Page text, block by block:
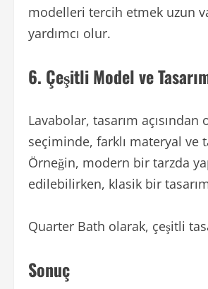
modelleri tercih etmek uzun
yardımcı olur.
6. Çeşitli Model ve
Lavabolar, tasarım
seçiminde, farklı materyal ve
Örneğin, modern bir tarzda
edilebilirken, klasik bir
Quarter Bath olarak, çeşitli
Sonuç